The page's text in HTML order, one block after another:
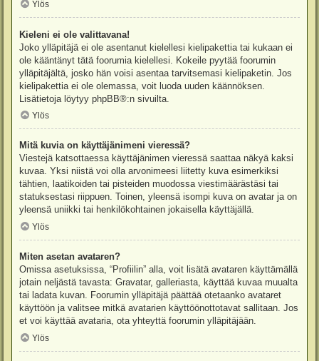
Ylös
Kieleni ei ole valittavana!
Joko ylläpitäjä ei ole asentanut kielellesi kielipakettia tai kukaan ei
ole kääntänyt tätä foorumia kielellesi. Kokeile pyytää foorumin
ylläpitäjältä, josko hän voisi asentaa tarvitsemasi kielipaketin. Jos
kielipakettia ei ole olemassa, voit luoda uuden käännöksen.
Lisätietoja löytyy phpBB®:n sivuilta.
Ylös
Mitä kuvia on käyttäjänimeni vieressä?
Viestejä katsottaessa käyttäjänimen vieressä saattaa näkyä kaksi
kuvaa. Yksi niistä voi olla arvonimeesi liitetty kuva esimerkiksi
tähtien, laatikoiden tai pisteiden muodossa viestimäärästäsi tai
statuksestasi riippuen. Toinen, yleensä isompi kuva on avatar ja on
yleensä uniikki tai henkilökohtainen jokaisella käyttäjällä.
Ylös
Miten asetan avataren?
Omissa asetuksissa, “Profiilin” alla, voit lisätä avataren käyttämällä
jotain neljästä tavasta: Gravatar, galleriasta, käyttää kuvaa muualta
tai ladata kuvan. Foorumin ylläpitäjä päättää otetaanko avataret
käyttöön ja valitsee mitkä avatarien käyttöönottotavat sallitaan. Jos
et voi käyttää avataria, ota yhteyttä foorumin ylläpitäjään.
Ylös